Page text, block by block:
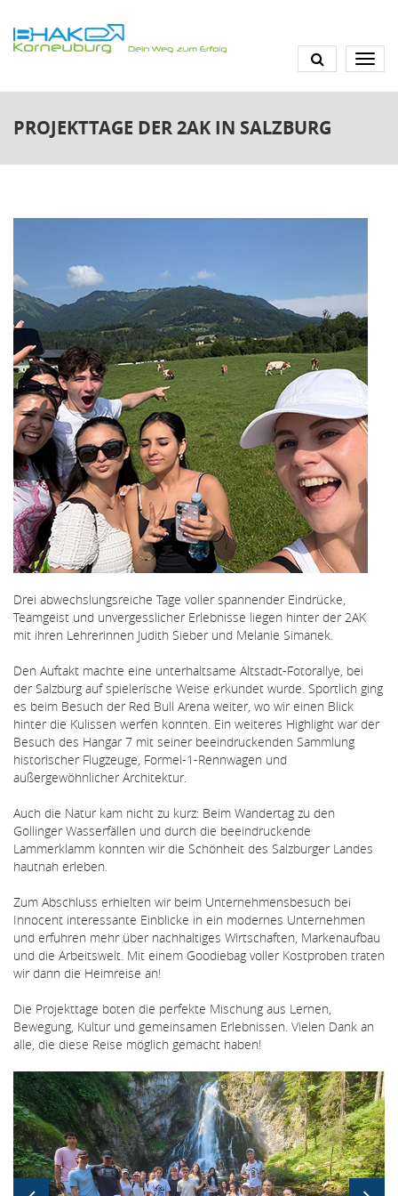
zum
Inhalt
PROJEKTTAGE DER 2AK IN SALZBURG
Drei abwechslungsreiche Tage voller spannender Eindrücke,
Teamgeist und unvergesslicher Erlebnisse liegen hinter der 2AK
mit ihren Lehrerinnen Judith Sieber und Melanie Simanek.
Den Auftakt machte eine unterhaltsame Altstadt-Fotorallye, bei
der Salzburg auf spielerische Weise erkundet wurde. Sportlich ging
es beim Besuch der Red Bull Arena weiter, wo wir einen Blick
hinter die Kulissen werfen konnten. Ein weiteres Highlight war der
Besuch des Hangar 7 mit seiner beeindruckenden Sammlung
historischer Flugzeuge, Formel-1-Rennwagen und
außergewöhnlicher Architektur.
Auch die Natur kam nicht zu kurz: Beim Wandertag zu den
Gollinger Wasserfällen und durch die beeindruckende
Lammerklamm konnten wir die Schönheit des Salzburger Landes
hautnah erleben.
Zum Abschluss erhielten wir beim Unternehmensbesuch bei
Innocent interessante Einblicke in ein modernes Unternehmen
und erfuhren mehr über nachhaltiges Wirtschaften, Markenaufbau
und die Arbeitswelt. Mit einem Goodiebag voller Kostproben traten
wir dann die Heimreise an!
Die Projekttage boten die perfekte Mischung aus Lernen,
Bewegung, Kultur und gemeinsamen Erlebnissen. Vielen Dank an
alle, die diese Reise möglich gemacht haben!
Bildergallerie